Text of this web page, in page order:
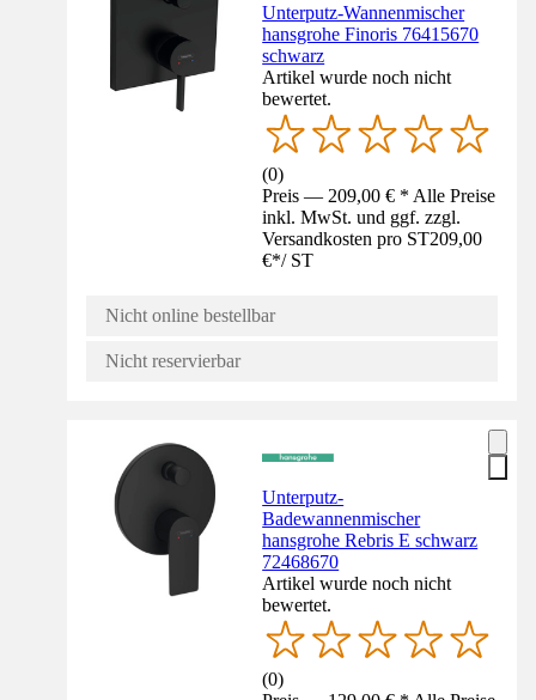
Unterputz-Wannenmischer
hansgrohe Finoris 76415670
schwarz
Artikel wurde noch nicht
bewertet.
(0)
Preis — 209,00 € * Alle Preise
inkl. MwSt. und ggf. zzgl.
Versandkosten pro ST209,00
€*/ ST
Nicht online bestellbar
Nicht reservierbar
Unterputz-
Badewannenmischer
hansgrohe Rebris E schwarz
72468670
Artikel wurde noch nicht
bewertet.
(0)